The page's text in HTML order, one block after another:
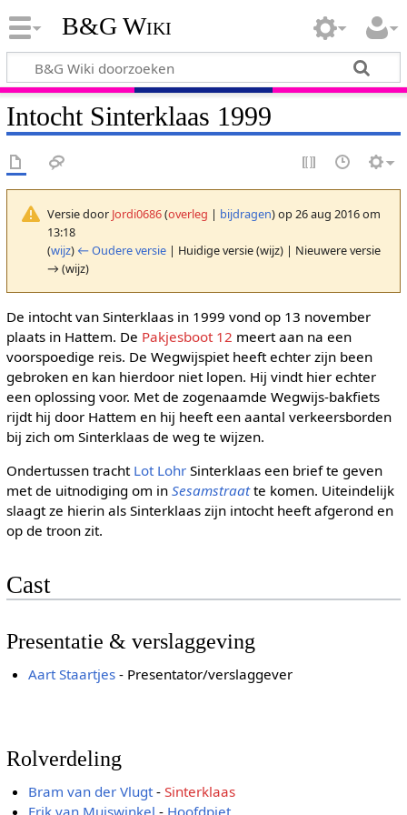
B&G Wiki
Intocht Sinterklaas 1999
Versie door Jordi0686(overleg | bijdragen)op 26 aug 2016 om
13:18
(wijz) ← Oudere versie| Huidige versie (wijz) | Nieuwere versie
→ (wijz)
De intocht van Sinterklaas in 1999 vond op 13 november
plaats in Hattem. De Pakjesboot 12 meert aan na een
voorspoedige reis. De Wegwijspiet heeft echter zijn been
gebroken en kan hierdoor niet lopen. Hij vindt hier echter
een oplossing voor. Met de zogenaamde Wegwijs-bakfiets
rijdt hij door Hattem en hij heeft een aantal verkeersborden
bij zich om Sinterklaas de weg te wijzen.
Ondertussen tracht Lot LohrSinterklaas een brief te geven
met de uitnodiging om in Sesamstraatte komen. Uiteindelijk
slaagt ze hierin als Sinterklaas zijn intocht heeft afgerond en
op de troon zit.
Cast
Presentatie & verslaggeving
Aart Staartjes - Presentator/verslaggever
Rolverdeling
Bram van der Vlugt -Sinterklaas
Erik van Muiswinkel - Hoofdpiet